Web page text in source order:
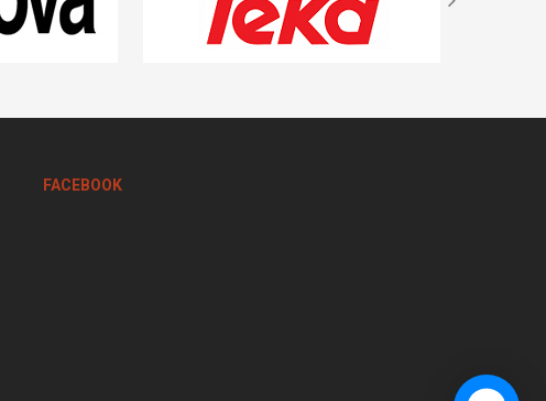
FACEBOOK